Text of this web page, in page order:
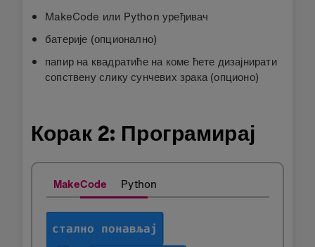
MakeCode или Python уређивач
батерије (опционално)
папир на квадратиће на коме ћете дизајнирати
сопствену слику сунчевих зрака (опционо)
Корак 2: Програмирај
MakeCode Python